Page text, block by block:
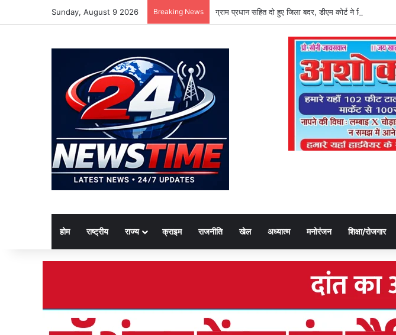
Sunday, August 9 2026 Breaking News ग्राम प्रधान सहित दो हुए जिला बदर, डीएम कोर्ट ने किया जिला बदर
होम राष्ट्रीय राज्य क्राइम राजनीति खेल अध्यात्म मनोरंजन शिक्षा/रोजगार